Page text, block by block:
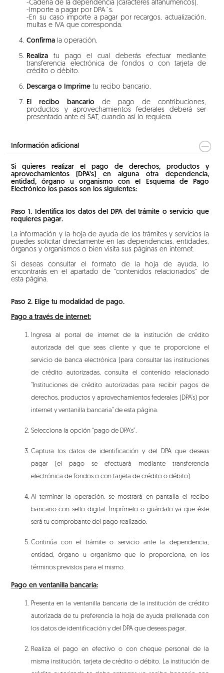
-Cadena de la dependencia (caracteres alfanuméricos).
-Importe a pagar por DPA´s.
-En su caso importe a pagar por recargos, actualización,
multas e IVA que corresponda.
Confirma la operación.
Realiza tu pago el cual deberás efectuar mediante
transferencia electrónica de fondos o con tarjeta de
crédito o débito.
Descarga o Imprime tu recibo bancario.
El recibo bancario de pago de contribuciones,
productos y aprovechamientos federales deberá ser
presentado ante el SAT, cuando así lo requiera.
Información adicional
Si quieres realizar el pago de derechos, productos y
aprovechamientos (DPA’s) en alguna otra dependencia,
entidad, órgano u organismo con el Esquema de Pago
Electrónico los pasos son los siguientes:
Paso 1. Identifica los datos del DPA del trámite o servicio que
requieres pagar.
La información y la hoja de ayuda de los trámites y servicios la
puedes solicitar directamente en las dependencias, entidades,
órganos y organismos o bien visita sus páginas en internet.
Si deseas consultar el formato de la hoja de ayuda, lo
encontrarás en el apartado de “contenidos relacionados” de
esta página.
Paso 2. Elige tu modalidad de pago.
Pago a través de internet:
Ingresa al portal de internet de la institución de crédito
autorizada del que seas cliente y que te proporcione el
servicio de banca electrónica (para consultar las instituciones
de crédito autorizadas, consulta el contenido relacionado
"Instituciones de crédito autorizadas para recibir pagos de
derechos, productos y aprovechamientos federales (DPA’s) por
internet y ventanilla bancaria" de esta página.
Selecciona la opción “pago de DPA’s”.
Captura los datos de identificación y del DPA que deseas
pagar (el pago se efectuará mediante transferencia
electrónica de fondos o con tarjeta de crédito o débito).
Al terminar la operación, se mostrará en pantalla el recibo
bancario con sello digital. Imprímelo o guárdalo ya que éste
será tu comprobante del pago realizado.
Continúa con el trámite o servicio ante la dependencia,
entidad, órgano u organismo que lo proporciona, en los
términos previstos para el mismo.
Pago en ventanilla bancaria:
Presenta en la ventanilla bancaria de la institución de crédito
autorizada de tu preferencia la hoja de ayuda prellenada con
los datos de identificación y del DPA que deseas pagar.
Realiza el pago en efectivo o con cheque personal de la
misma institución, tarjeta de crédito o débito. La institución de